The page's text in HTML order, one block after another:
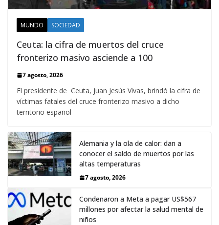
MUNDO SOCIEDAD
Ceuta: la cifra de muertos del cruce
fronterizo masivo asciende a 100
7 agosto, 2026
El presidente de Ceuta, Juan Jesús Vivas, brindó la cifra de
víctimas fatales del cruce fronterizo masivo a dicho
territorio español
Alemania y la ola de calor: dan a
conocer el saldo de muertos por las
altas temperaturas
7 agosto, 2026
Condenaron a Meta a pagar US$567
millones por afectar la salud mental de
niños